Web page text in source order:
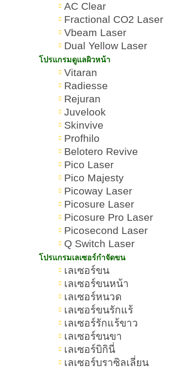
AC Clear
Fractional CO2 Laser
Vbeam Laser
Dual Yellow Laser
โปรแกรมดูแลผิวหน้า
Vitaran
Radiesse
Rejuran
Juvelook
Skinvive
Profhilo
Belotero Revive
Pico Laser
Pico Majesty
Picoway Laser
Picosure Laser
Picosure Pro Laser
Picosecond Laser
Q Switch Laser
โปรแกรมเลเซอร์กำจัดขน
เลเซอร์ขน
เลเซอร์ขนหน้า
เลเซอร์หนวด
เลเซอร์ขนรักแร้
เลเซอร์รักแร้ขาว
เลเซอร์ขนขา
เลเซอร์บิกินี่
เลเซอร์บราซิลเลี่ยน
Alexandrite Laser คืออะ
ทีมผู้เชี่ยวชาญ ROMRAWIN CLINIC
Alexandrite Laser